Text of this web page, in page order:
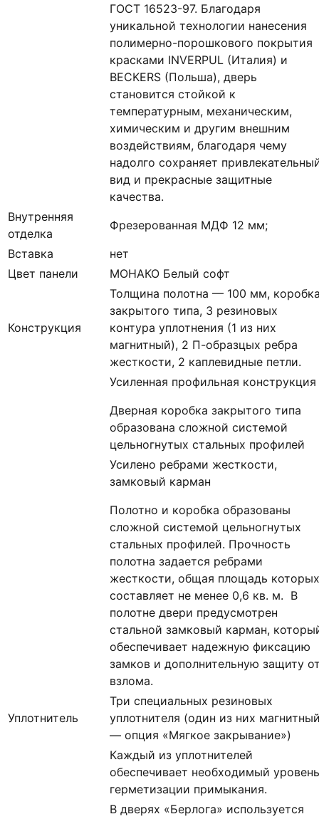
ГОСТ 16523-97. Благодаря
уникальной технологии нанесения
полимерно-порошкового покрытия
красками INVERPUL (Италия) и
BECKERS (Польша), дверь
становится стойкой к
температурным, механическим,
химическим и другим внешним
воздействиям, благодаря чему
надолго сохраняет
вид и прекрасные защитные
качества.
Внутренняя
отделка
Фрезерованная МДФ 12 мм;
Вставка
нет
Цвет панели
МОНАКО Белый софт
Конструкция
Толщина полотна — 100 мм,
закрытого типа, 3 резиновых
контура уплотнения (1 из них
магнитный), 2 П-образцых ребра
жесткости, 2 каплевидные петли.
Усиленная профильная конструкция
Дверная коробка закрытого типа
образована сложной системой
цельногнутых стальных профилей
Усилено ребрами жесткости,
замковый карман
Полотно и коробка образованы
сложной системой цельногнутых
стальных профилей. Прочность
полотна задается ребрами
жесткости, общая площадь которых
составляет не менее 0,6 кв. м. В
полотне двери предусмотрен
стальной замковый карман,
обеспечивает надежную фиксацию
замков и дополнительную защиту
взлома.
Уплотнитель
Три специальных резиновых
уплотнителя (один из них
— опция «Мягкое закрывание»)
Каждый из уплотнителей
обеспечивает необходимый уровень
герметизации примыкания.
В дверях «Берлога» используется